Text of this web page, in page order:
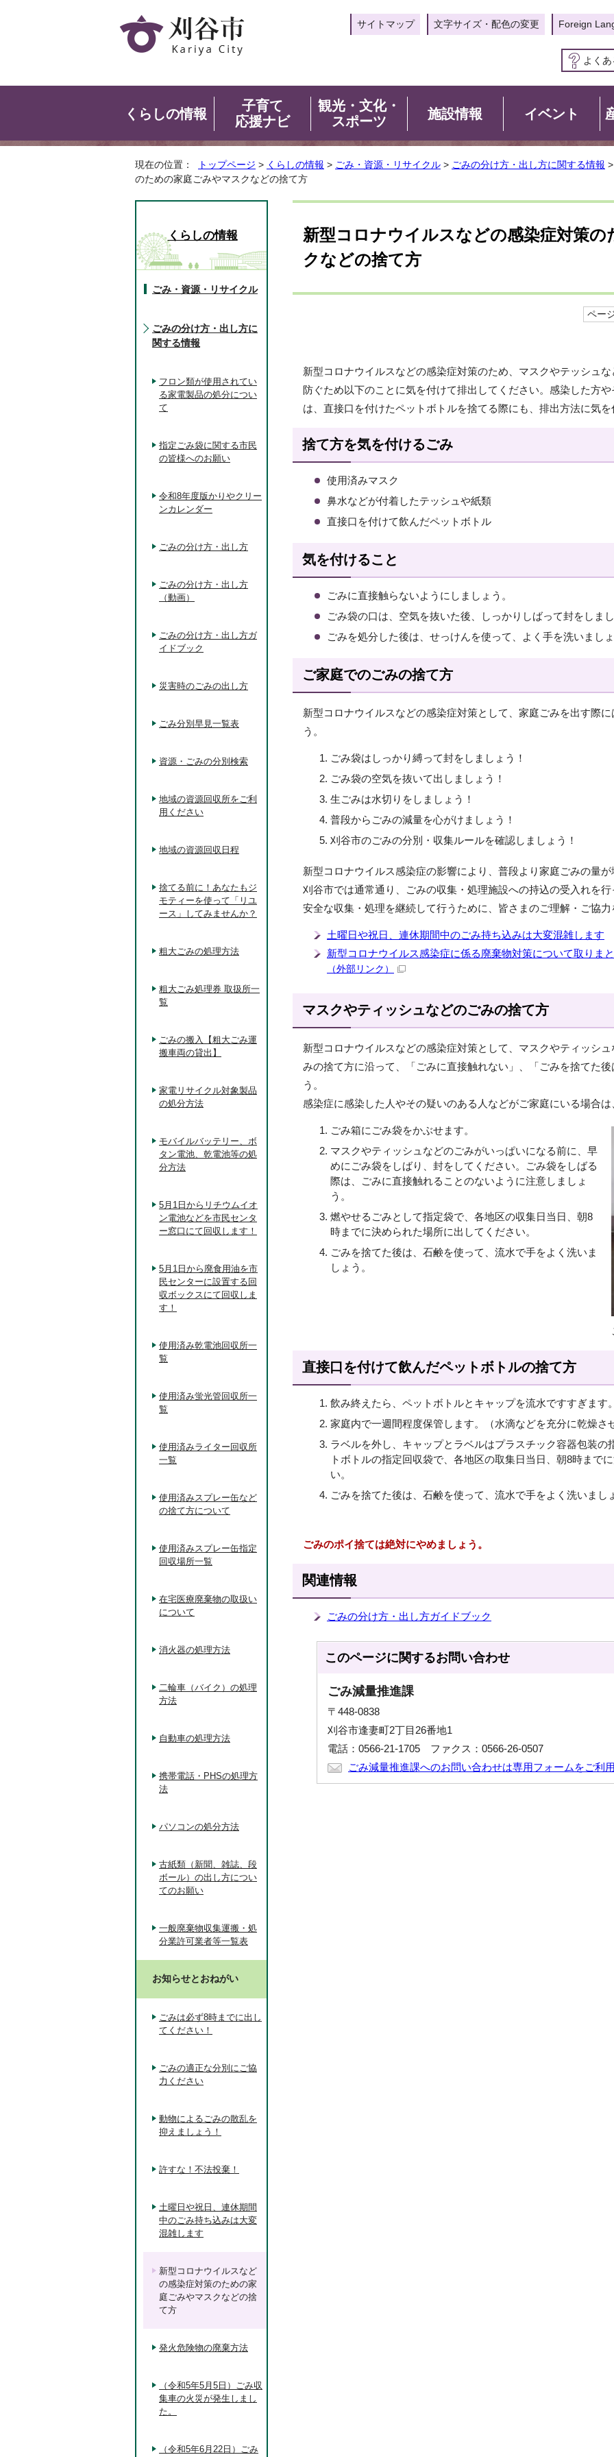
サイトマップ 文字サイズ・配色の変更 Foreign
よく
くらしの情報
子育て
応援ナビ
観光・文化・
スポーツ
施設情報 イベント
現在の位置： トップページ > くらしの情報 > ごみ・資源・リサイクル > ごみの分け方・出し方に関する情報
のための家庭ごみやマスクなどの捨て方
新型コロナウイルスなどの感染症対策の
クなどの捨て方
ペー
新型コロナウイルスなどの感染症対策のため、マスクやテッシュ
防ぐため以下のことに気を付けて排出してください。感染した方
は、直接口を付けたペットボトルを捨てる際にも、排出方法に気を
捨て方を気を付けるごみ
使用済みマスク
鼻水などが付着したテッシュや紙類
直接口を付けて飲んだペットボトル
気を付けること
ごみに直接触らないようにしましょう。
ごみ袋の口は、空気を抜いた後、しっかりしばって封をしまし
ごみを処分した後は、せっけんを使って、よく手を洗いましょ
ご家庭でのごみの捨て方
新型コロナウイルスなどの感染症対策として、家庭ごみを出す際
う。
ごみ袋はしっかり縛って封をしましょう！
ごみ袋の空気を抜いて出しましょう！
生ごみは水切りをしましょう！
普段からごみの減量を心がけましょう！
刈谷市のごみの分別・収集ルールを確認しましょう！
新型コロナウイルス感染症の影響により、普段より家庭ごみの量が
刈谷市では通常通り、ごみの収集・処理施設への持込の受入れを
安全な収集・処理を継続して行うために、皆さまのご理解・ご協力
土曜日や祝日、連休期間中のごみ持ち込みは大変混雑します
新型コロナウイルス感染症に係る廃棄物対策について取りま
（外部リンク）
マスクやティッシュなどのごみの捨て方
新型コロナウイルスなどの感染症対策として、マスクやティッシ
みの捨て方に沿って、「ごみに直接触れない」、「ごみを捨てた
う。
感染症に感染した人やその疑いのある人などがご家庭にいる場合は
ごみ箱にごみ袋をかぶせます。
マスクやティッシュなどのごみがいっぱいになる前に、早
めにごみ袋をしばり、封をしてください。ごみ袋をしばる
際は、ごみに直接触れることのないように注意しましょ
う。
燃やせるごみとして指定袋で、各地区の収集日当日、朝8
時までに決められた場所に出してください。
ごみを捨てた後は、石鹸を使って、流水で手をよく洗いま
しょう。
直接口を付けて飲んだペットボトルの捨て方
飲み終えたら、ペットボトルとキャップを流水ですすぎます。
家庭内で一週間程度保管します。（水滴などを充分に乾燥さ
ラベルを外し、キャップとラベルはプラスチック容器包装の
トボトルの指定回収袋で、各地区の取集日当日、朝8時まで
い。
ごみを捨てた後は、石鹸を使って、流水で手をよく洗いまし
ごみのポイ捨ては絶対にやめましょう。
関連情報
ごみの分け方・出し方ガイドブック
このページに関するお問い合わせ
ごみ減量推進課
〒448-0838
刈谷市逢妻町2丁目26番地1
電話：0566-21-1705 ファクス：0566-26-0507
ごみ減量推進課へのお問い合わせは専用フォームをご利用
くらしの情報
ごみ・資源・リサイクル
ごみの分け方・出し方に
関する情報
フロン類が使用されてい
る家電製品の処分につい
て
指定ごみ袋に関する市民
の皆様へのお願い
令和8年度版かりやクリー
ンカレンダー
ごみの分け方・出し方
ごみの分け方・出し方
（動画）
ごみの分け方・出し方ガ
イドブック
災害時のごみの出し方
ごみ分別早見一覧表
資源・ごみの分別検索
地域の資源回収所をご利
用ください
地域の資源回収日程
捨てる前に！あなたもジ
モティーを使って「リユ
ース」してみませんか？
粗大ごみの処理方法
粗大ごみ処理券 取扱所一
覧
ごみの搬入【粗大ごみ運
搬車両の貸出】
家電リサイクル対象製品
の処分方法
モバイルバッテリー、ボ
タン電池、乾電池等の処
分方法
5月1日からリチウムイオ
ン電池などを市民センタ
ー窓口にて回収します！
5月1日から廃食用油を市
民センターに設置する回
収ボックスにて回収しま
す！
使用済み乾電池回収所一
覧
使用済み蛍光管回収所一
覧
使用済みライター回収所
一覧
使用済みスプレー缶など
の捨て方について
使用済みスプレー缶指定
回収場所一覧
在宅医療廃棄物の取扱い
について
消火器の処理方法
二輪車（バイク）の処理
方法
自動車の処理方法
携帯電話・PHSの処理方
法
パソコンの処分方法
古紙類（新聞、雑誌、段
ボール）の出し方につい
てのお願い
一般廃棄物収集運搬・処
分業許可業者等一覧表
お知らせとおねがい
ごみは必ず8時までに出し
てください！
ごみの適正な分別にご協
力ください
動物によるごみの散乱を
抑えましょう！
許すな！不法投棄！
土曜日や祝日、連休期間
中のごみ持ち込みは大変
混雑します
新型コロナウイルスなど
の感染症対策のための家
庭ごみやマスクなどの捨
て方
発火危険物の廃棄方法
（令和5年5月5日）ごみ収
集車の火災が発生しまし
た。
（令和5年6月22日）ごみ